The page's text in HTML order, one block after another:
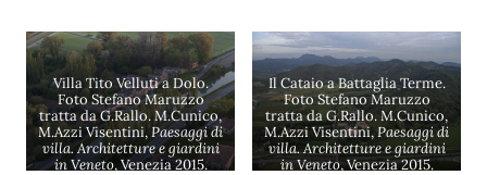
Villa Tito Velluti a Dolo.
Foto Stefano Maruzzo
tratta da G.Rallo. M.Cunico,
M.Azzi Visentini,Paesaggi di
villa. Architetture e giardini
in Veneto, Venezia 2015.
Il Cataio a Battaglia Terme.
Foto Stefano Maruzzo
tratta da G.Rallo. M.Cunico,
M.Azzi Visentini,Paesaggi di
villa. Architetture e giardini
in Veneto, Venezia 2015.